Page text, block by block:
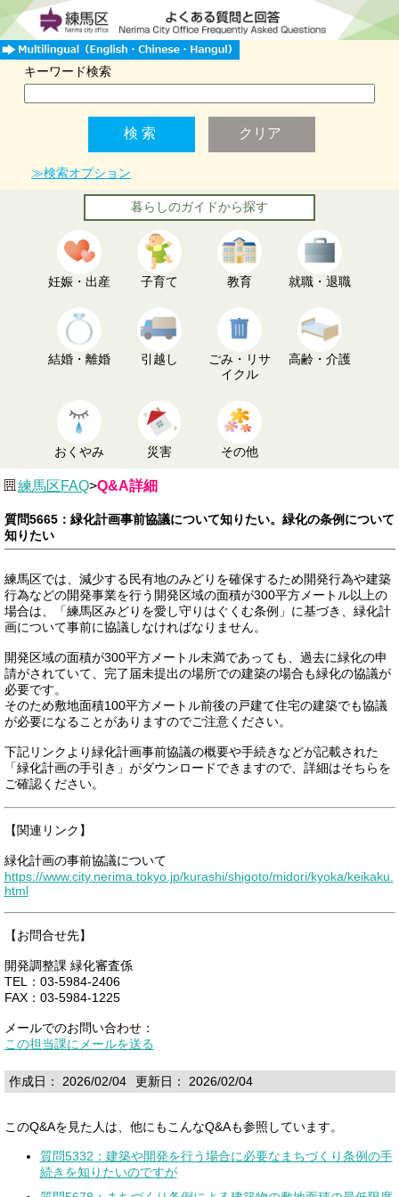
キーワード検索
≫検索オプション
暮らしのガイドから探す
妊娠・出産 子育て 教育 就職・退職
結婚・離婚 引越し
ごみ・リサ
イクル
高齢・介護
おくやみ 災害 その他
練馬区FAQ>Q&A詳細
質問5665：緑化計画事前協議について知りたい。緑化の条例について
知りたい
練馬区では、減少する民有地のみどりを確保するため開発行為や建築
行為などの開発事業を行う開発区域の面積が300平方メートル以上の
場合は、「練馬区みどりを愛し守りはぐくむ条例」に基づき、緑化計
画について事前に協議しなければなりません。
開発区域の面積が300平方メートル未満であっても、過去に緑化の申
請がされていて、完了届未提出の場所での建築の場合も緑化の協議が
必要です。
そのため敷地面積100平方メートル前後の戸建て住宅の建築でも協議
が必要になることがありますのでご注意ください。
下記リンクより緑化計画事前協議の概要や手続きなどが記載された
「緑化計画の手引き」がダウンロードできますので、詳細はそちらを
ご確認ください。
【関連リンク】
緑化計画の事前協議について
https://www.city.nerima.tokyo.jp/kurashi/shigoto/midori/kyoka/keikaku.
html
【お問合せ先】
開発調整課 緑化審査係
TEL：03-5984-2406
FAX：03-5984-1225
メールでのお問い合わせ：
この担当課にメールを送る
作成日： 2026/02/04 更新日： 2026/02/04
このQ&Aを見た人は、他にもこんなQ&Aも参照しています。
質問5332：建築や開発を行う場合に必要なまちづくり条例の手
続きを知りたいのですが